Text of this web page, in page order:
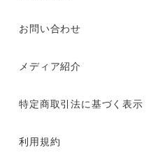
お問い合わせ
メディア紹介
特定商取引法に基づく表示
利用規約